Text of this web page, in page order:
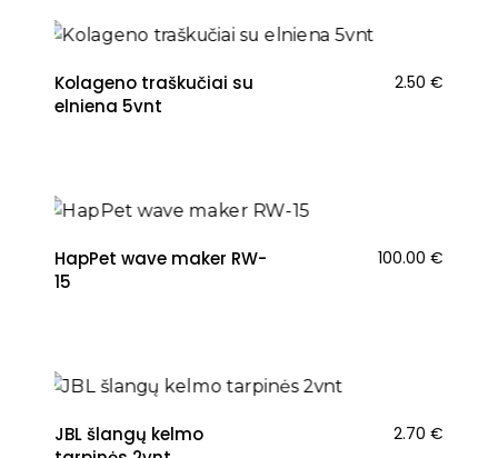
Kolageno traškučiai su
elniena 5vnt
2.50 €
HapPet wave maker RW-
15
100.00 €
JBL šlangų kelmo
2.70 €